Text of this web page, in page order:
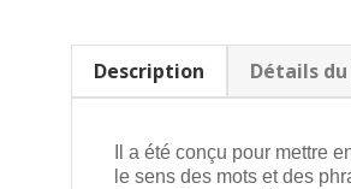
Description Détails
Il a été conçu pour mettre
le sens des mots et des